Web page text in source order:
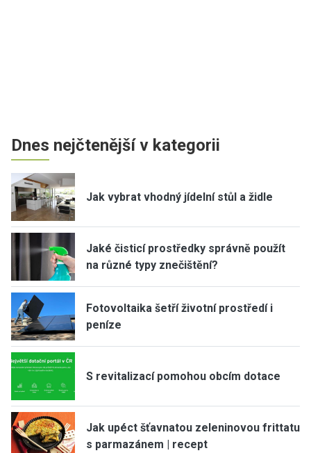
Dnes nejčtenější v kategorii
Jak vybrat vhodný jídelní stůl a židle
Jaké čisticí prostředky správně použít
na různé typy znečištění?
Fotovoltaika šetří životní prostředí i
peníze
S revitalizací pomohou obcím dotace
Jak upéct šťavnatou zeleninovou frittatu
s parmazánem | recept